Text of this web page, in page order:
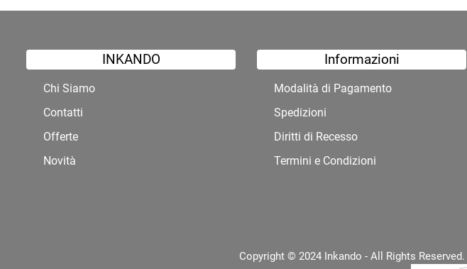
INKANDO
Chi Siamo
Contatti
Offerte
Novità
Informazioni
Modalità di Pagamento
Spedizioni
Diritti di Recesso
Termini e Condizioni
Copyright © 2024 Inkando - All Rights Reserved.